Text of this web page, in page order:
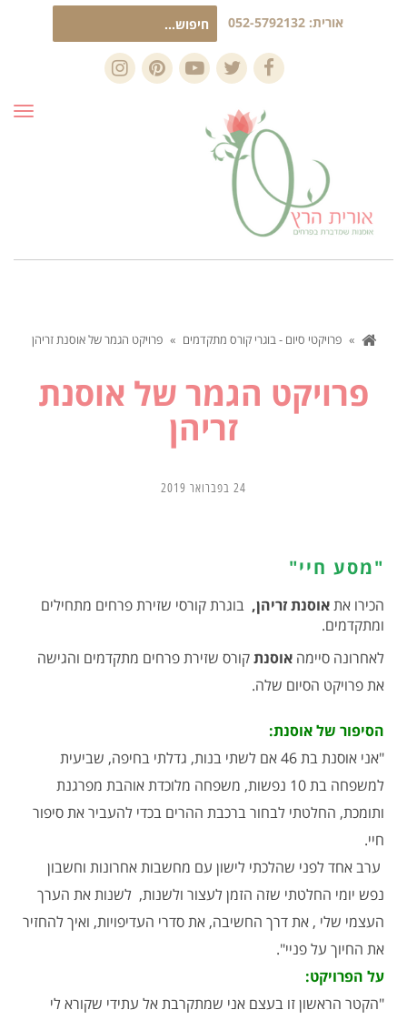
אורית: 052-5792132
עבור:
Facebook
Twitter
YouTube
Pinterest
Instagram
» פרויקטי סיום - בוגרי קורס מתקדמים » פרויקט הגמר של אוסנת זריהן
פרויקט הגמר של אוסנת
זריהן
24 בפברואר 2019
"מסע חיי"
הכירו אתאוסנת זריהן, בוגרת קורסי שזירת פרחים מתחילים
ומתקדמים.
לאחרונה סיימה אוסנתקורס שזירת פרחים מתקדמים והגישה
את פרויקט הסיום שלה.
הסיפור של אוסנת:
"אני אוסנת בת 46 אם לשתי בנות, גדלתי בחיפה, שביעית
למשפחה בת 10 נפשות, משפחה מלוכדת אוהבת מפרגנת
ותומכת, החלטתי לבחור ברכבת ההרים בכדי להעביר את סיפור
חיי.
ערב אחד לפני שהלכתי לישון עם מחשבות אחרונות וחשבון
נפש יומי החלטתי שזה הזמן לעצור ולשנות, לשנות את הערך
העצמי שלי , את דרך החשיבה, את סדרי העדיפויות, ואיך להחזיר
את החיוך על פניי".
על הפרויקט:
"הקטר הראשון זו בעצם אני שמתקרבת אל עתידי שקורא לי